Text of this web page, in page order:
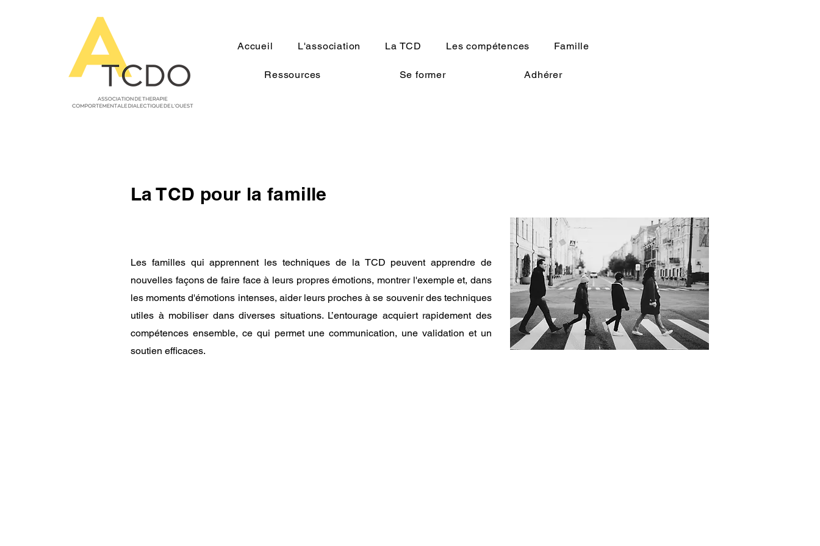
Accueil L'association La TCD Les compétences Famille
Ressources Se former Adhérer
La TCD pour la famille
Les familles qui apprennent les techniques de la TCD peuvent apprendre de
nouvelles façons de faire face à leurs propres émotions, montrer l'exemple et, dans
les moments d'émotions intenses, aider leurs proches à se souvenir des techniques
utiles à mobiliser dans diverses situations. L’entourage acquiert rapidement des
compétences ensemble, ce qui permet une communication, une validation et un
soutien efficaces.